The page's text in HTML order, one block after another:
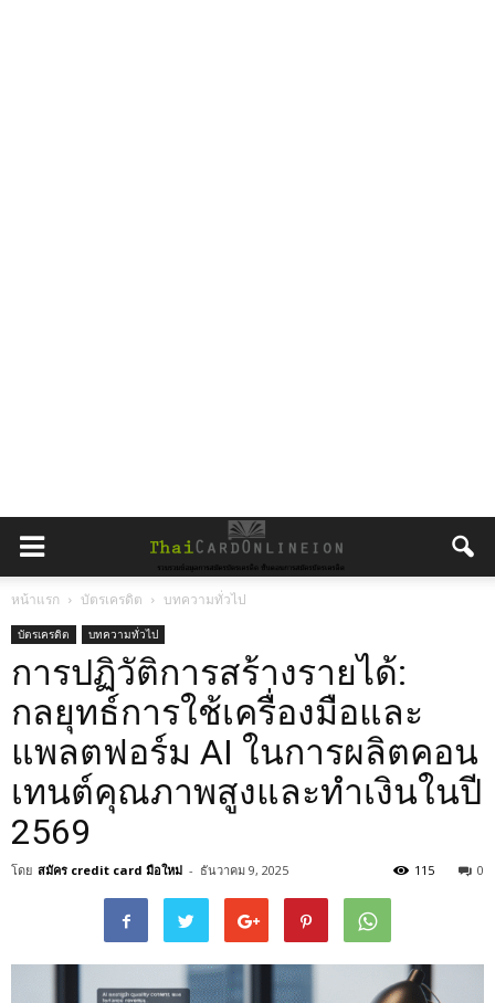
หน้าแรก บัตรเครดิต บทความทั่วไป
บัตรเครดิต บทความทั่วไป
การปฏิวัติการสร้างรายได้:
กลยุทธ์การใช้เครื่องมือและ
แพลตฟอร์ม AI ในการผลิตคอน
เทนต์คุณภาพสูงและทำเงินในปี
2569
โดย สมัคร credit card มือใหม่ - ธันวาคม 9, 2025 0
115